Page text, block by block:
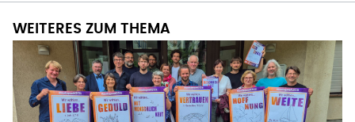
WEITERES ZUM THEMA